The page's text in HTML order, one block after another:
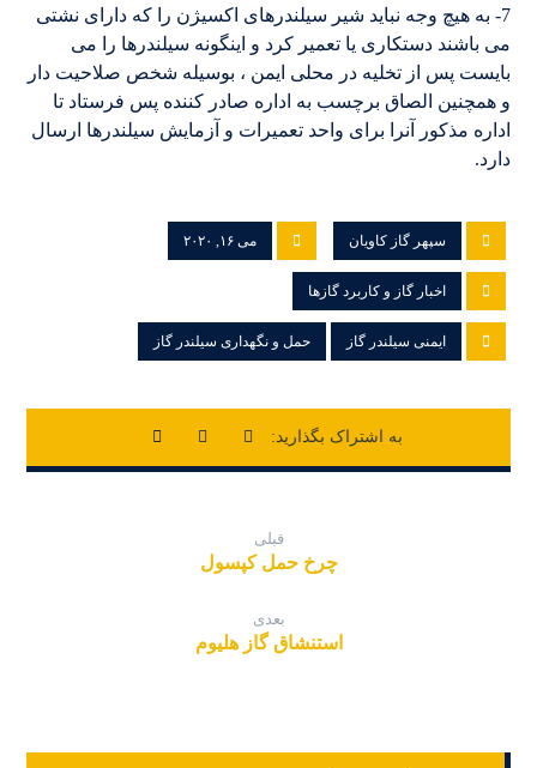
7- به هیچ وجه نباید شیر سیلندرهای اکسیژن را که دارای نشتی
می باشند دستکاری یا تعمیر کرد و اینگونه سیلندرها را می
بایست پس از تخلیه در محلی ایمن ، بوسیله شخص صلاحیت دار
و همچنین الصاق برچسب به اداره صادر کننده پس فرستاد تا
اداره مذکور آنرا برای واحد تعمیرات و آزمایش سیلندرها ارسال
دارد.
سپهر گاز کاویان می ۱۶, ۲۰۲۰
اخبار گاز و کاربرد گازها
ایمنی سیلندر گاز حمل و نگهداری سیلندر گاز
قبلی
چرخ حمل کپسول
بعدی
استنشاق گاز هلیوم